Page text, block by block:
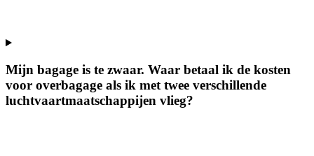
Mijn bagage is te zwaar. Waar betaal ik de kosten
voor overbagage als ik met twee verschillende
luchtvaartmaatschappijen vlieg?